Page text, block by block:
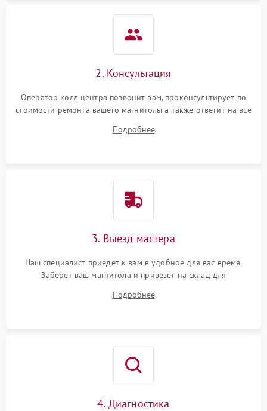
2. Консультация
Оператор колл центра позвонит вам, проконсультирует по
стоимости ремонта вашего магнитолы а также ответит на все
Подробнее
3. Выезд мастера
Наш специалист приедет к вам в удобное для вас время.
Заберет ваш магнитола и привезет на склад для
Подробнее
4. Диагностика